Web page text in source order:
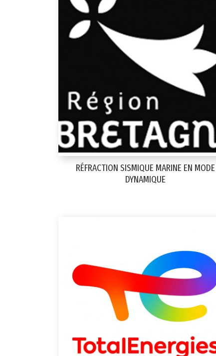
RÉFRACTION SISMIQUE MARINE EN MODE
DYNAMIQUE